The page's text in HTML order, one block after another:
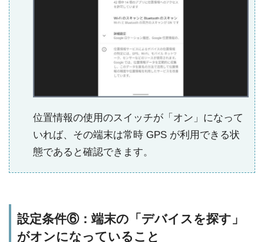
位置情報の使用のスイッチが「オン」になって
いれば、その端末は常時 GPS が利用できる状
態であると確認できます。
設定条件⑥：端末の「デバイスを探す」
がオンになっていること